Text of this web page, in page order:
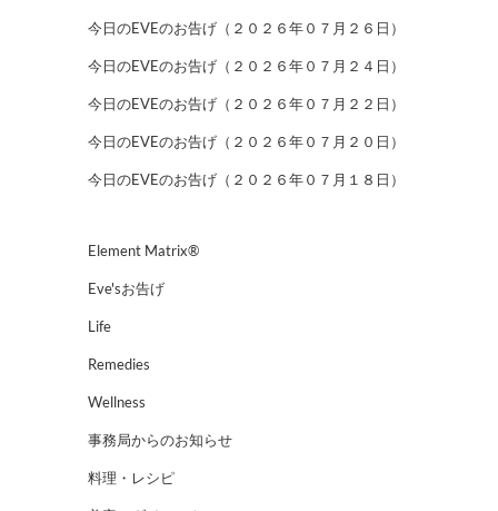
今日のEVEのお告げ（２０２６年０７月２６日）
今日のEVEのお告げ（２０２６年０７月２４日）
今日のEVEのお告げ（２０２６年０７月２２日）
今日のEVEのお告げ（２０２６年０７月２０日）
今日のEVEのお告げ（２０２６年０７月１８日）
Element Matrix®
Eve'sお告げ
Life
Remedies
Wellness
事務局からのお知らせ
料理・レシピ